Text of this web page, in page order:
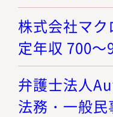
株式会社マ
定年収 700～
弁護士法人
法務・一般